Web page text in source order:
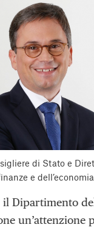
di Stato e
e
il Dipartimento
un’attenzione